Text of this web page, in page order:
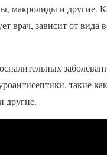
макролиды и другие.
врач, зависит от вида
такие
другие.